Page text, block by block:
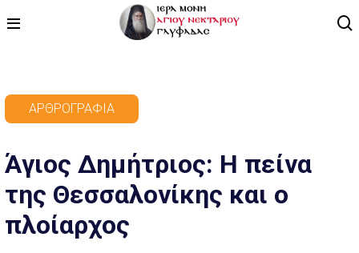
ΒΙΝΤΕΟ
ΑΡΘΡΟΓΡΑΦΙΑ
ΑΓΙΟΛΟΓΙΟ - ΒΙΟΙ ΑΓΙΩΝ
ΑΡΘΡΟΓΡΑΦΊΑ
Άγιος Δημήτριος: Η πείνα
της Θεσσαλονίκης και ο
πλοίαρχος